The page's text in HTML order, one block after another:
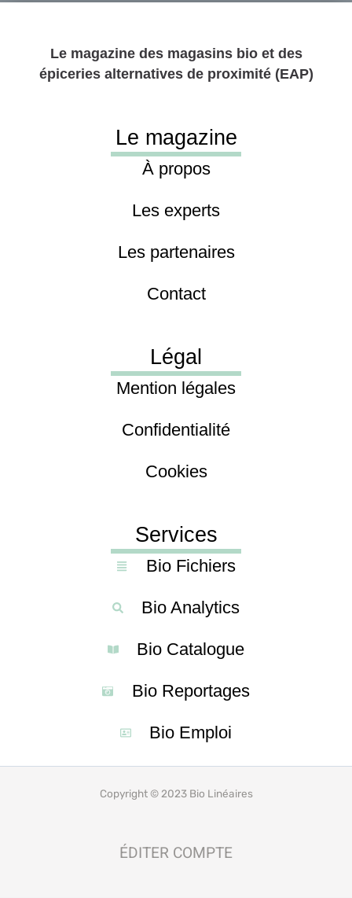
Le magazine des magasins bioet des
épiceries alternatives de proximité(EAP)
Le magazine
À propos
Les experts
Les partenaires
Contact
Légal
Mention légales
Confidentialité
Cookies
Services
Bio Fichiers
Bio Analytics
Bio Catalogue
Bio Reportages
Bio Emploi
Copyright © 2023 Bio Linéaires
ÉDITER COMPTE